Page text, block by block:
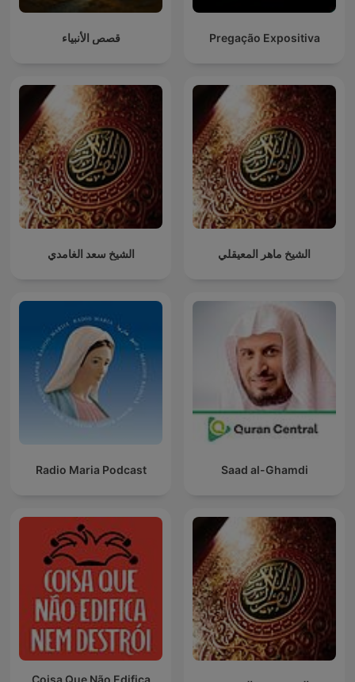
قصص الأنبياء Pregação Expositiva
الشيخ سعد الغامدي الشيخ ماهر المعيقلي
Radio Maria Podcast Saad al-Ghamdi
Coisa Que Não Edifica